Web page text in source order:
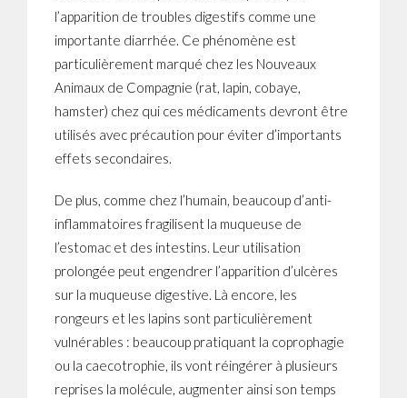
l’apparition de troubles digestifs comme une
importante diarrhée. Ce phénomène est
particulièrement marqué chez les Nouveaux
Animaux de Compagnie (rat, lapin, cobaye,
hamster) chez qui ces médicaments devront être
utilisés avec précaution pour éviter d’importants
effets secondaires.
De plus, comme chez l’humain, beaucoup d’anti-
inflammatoires fragilisent la muqueuse de
l’estomac et des intestins. Leur utilisation
prolongée peut engendrer l’apparition d’ulcères
sur la muqueuse digestive. Là encore, les
rongeurs et les lapins sont particulièrement
vulnérables : beaucoup pratiquant la coprophagie
ou la caecotrophie, ils vont réingérer à plusieurs
reprises la molécule, augmenter ainsi son temps